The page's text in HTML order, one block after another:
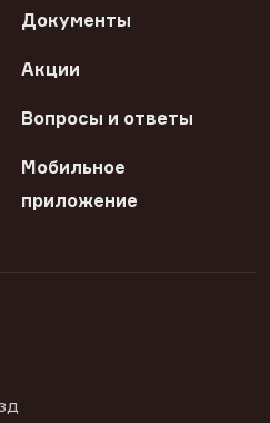
Документы
Акции
Вопросы и ответы
Мобильное
приложение